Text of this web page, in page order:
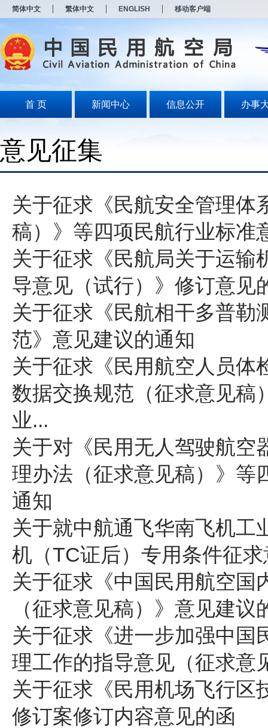
简体中文 繁体中文 ENGLISH 移动客户端
首 页 新闻中心 信息公开 办事
意见征集
关于征求《民航安全管理体
稿）》等四项民航行业标准
关于征求《民航局关于运输
导意见（试行）》修订意见
关于征求《民航相干多普勒
范》意见建议的通知
关于征求《民用航空人员体
数据交换规范（征求意见稿
业...
关于对《民用无人驾驶航空
理办法（征求意见稿）》等
通知
关于就中航通飞华南飞机工
机（TC证后）专用条件征
关于征求《中国民用航空国
（征求意见稿）》意见建议
关于征求《进一步加强中国
理工作的指导意见（征求意
关于征求《民用机场飞行区
修订案修订内容意见的函
打
开
无
障
说
Alt
加
波
浪